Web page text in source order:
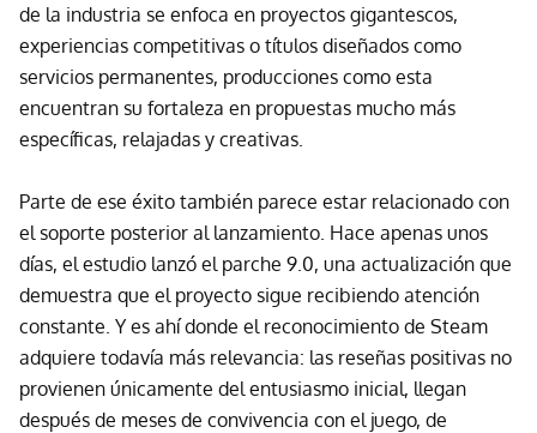
de la industria se enfoca en proyectos gigantescos,
experiencias competitivas o títulos diseñados como
servicios permanentes, producciones como esta
encuentran su fortaleza en propuestas mucho más
específicas, relajadas y creativas.
Parte de ese éxito también parece estar relacionado con
el soporte posterior al lanzamiento. Hace apenas unos
días, el estudio lanzó el parche 9.0, una actualización que
demuestra que el proyecto sigue recibiendo atención
constante. Y es ahí donde el reconocimiento de Steam
adquiere todavía más relevancia: las reseñas positivas no
provienen únicamente del entusiasmo inicial, llegan
después de meses de convivencia con el juego, de